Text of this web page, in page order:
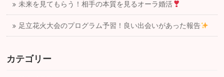
未来を見てもらう！相手の本質を見るオーラ婚活
足立花火大会のプログラム予習！良い出会いがあった報告
カテゴリー